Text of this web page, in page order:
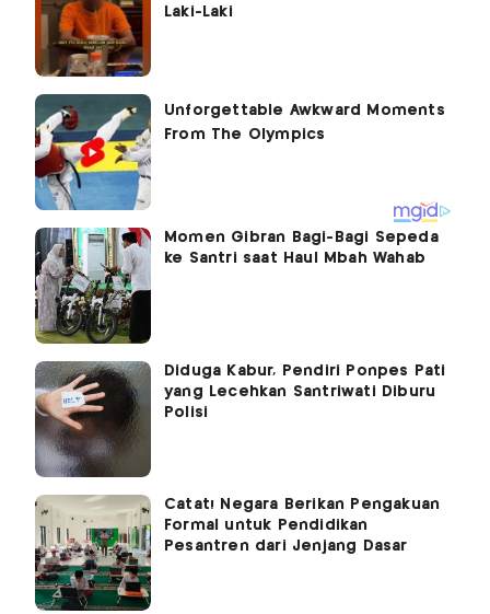
Laki-Laki
Momen Gibran Bagi-Bagi Sepeda
ke Santri saat Haul Mbah Wahab
Diduga Kabur, Pendiri Ponpes Pati
yang Lecehkan Santriwati Diburu
Polisi
Catat! Negara Berikan Pengakuan
Formal untuk Pendidikan
Pesantren dari Jenjang Dasar